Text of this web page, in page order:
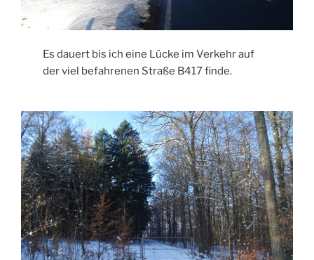
Es dauert bis ich eine Lücke im Verkehr auf
der viel befahrenen Straße B417 finde.